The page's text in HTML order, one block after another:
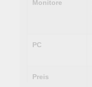
Monitore
PC
Preis